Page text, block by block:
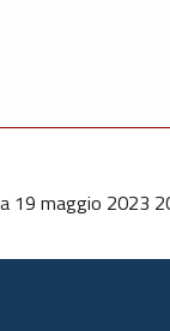
19 maggio 2023